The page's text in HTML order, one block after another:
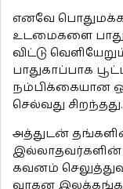
எனவே
உடமைகளை
விட்டு
பாதுகாப்பாக
நம்பிக்கையான
செல்வது சிறந்தது.
அத்துடன்
இல்லாதவர்களின்
கவனம்